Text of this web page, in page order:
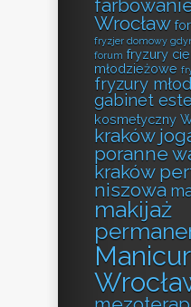
Wrocław
fryzjer domowy
forum fryzury
młodzieżowe
fryzury
gabinet
kosmetyczny
kraków
poranne
kraków
niszowa
makijaż